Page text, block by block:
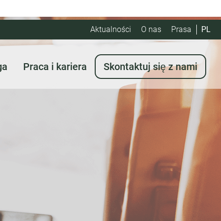
Aktualności O nas Prasa PL
Praca i kariera Skontaktuj się z nami